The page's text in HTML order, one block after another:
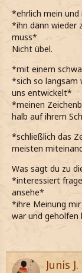
*ehrlich mein und
*ihn dann wieder
muss*
Nicht übel.
*mit einem
*sich so langsam
uns entwickelt*
*meinen
halb auf ihrem
*schließlich das
meisten
Was sagt du zu
*interessiert
ansehe*
*ihre Meinung
war und geholfen
Junis